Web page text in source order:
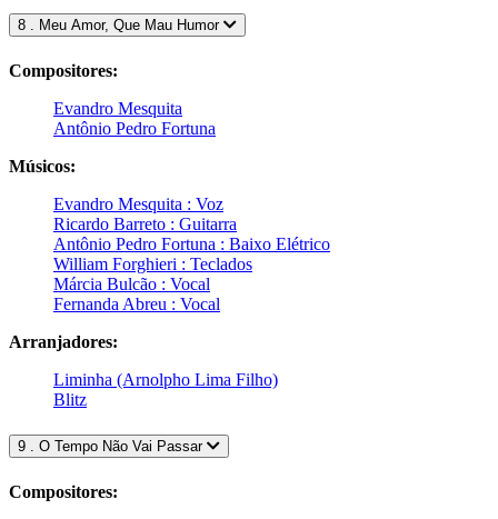
8 . Meu Amor, Que Mau Humor
Compositores:
Evandro Mesquita
Antônio Pedro Fortuna
Músicos:
Evandro Mesquita : Voz
Ricardo Barreto : Guitarra
Antônio Pedro Fortuna : Baixo Elétrico
William Forghieri : Teclados
Márcia Bulcão : Vocal
Fernanda Abreu : Vocal
Arranjadores:
Liminha (Arnolpho Lima Filho)
Blitz
9 . O Tempo Não Vai Passar
Compositores: